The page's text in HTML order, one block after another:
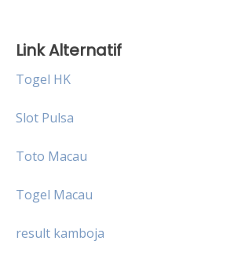
Link Alternatif
Togel HK
Slot Pulsa
Toto Macau
Togel Macau
result kamboja